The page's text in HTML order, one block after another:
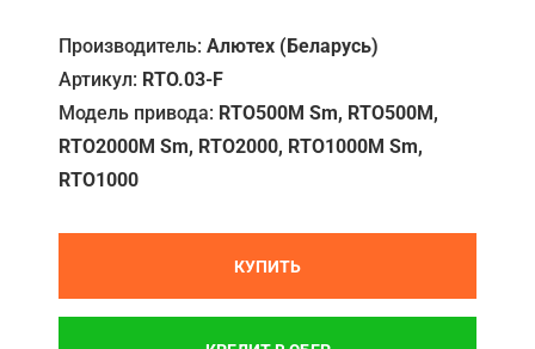
О компании
Где купить
Отзывы
Производитель: Алютех (Беларусь)
Артикул: RTO.03-F
Модель привода: RTO500M Sm, RTO500M,
RTO2000M Sm, RTO2000, RTO1000M Sm,
RTO1000
КУПИТЬ